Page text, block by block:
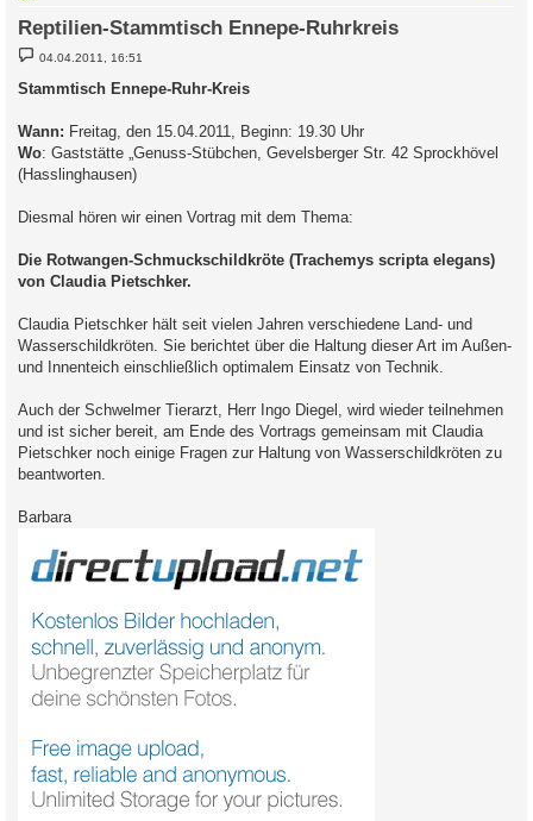
Reptilien-Stammtisch Ennepe-Ruhrkreis
B
e
t
g
04.04.2011, 16:51
Stammtisch Ennepe-Ruhr-Kreis
Wann: Freitag, den 15.04.2011, Beginn: 19.30 Uhr
Wo: Gaststätte „Genuss-Stübchen, Gevelsberger Str. 42 Sprockhövel
(Hasslinghausen)
Diesmal hören wir einen Vortrag mit dem Thema:
Die Rotwangen-Schmuckschildkröte (Trachemys scripta elegans)
von Claudia Pietschker.
Claudia Pietschker hält seit vielen Jahren verschiedene Land- und
Wasserschildkröten. Sie berichtet über die Haltung dieser Art im Außen-
und Innenteich einschließlich optimalem Einsatz von Technik.
Auch der Schwelmer Tierarzt, Herr Ingo Diegel, wird wieder teilnehmen
und ist sicher bereit, am Ende des Vortrags gemeinsam mit Claudia
Pietschker noch einige Fragen zur Haltung von Wasserschildkröten zu
beantworten.
Barbara